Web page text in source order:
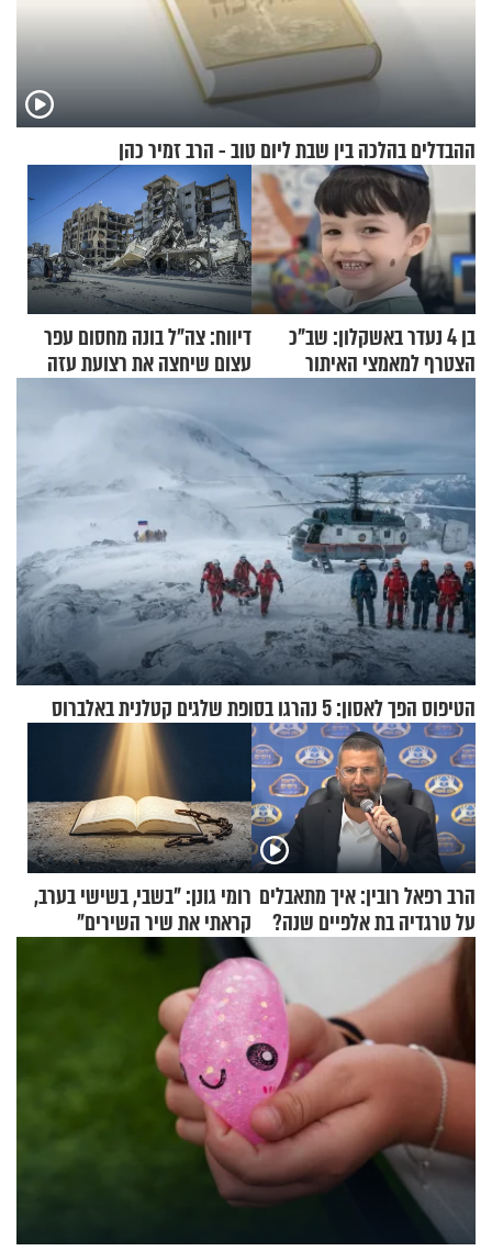
ההבדלים בהלכה בין שבת ליום טוב - הרב זמיר כהן
בן 4 נעדר באשקלון: שב"כ
הצטרף למאמצי האיתור
דיווח: צה"ל בונה מחסום עפר
עצום שיחצה את רצועת עזה
הטיפוס הפך לאסון: 5 נהרגו בסופת שלגים קטלנית באלברוס
הרב רפאל רובין: איך מתאבלים
על טרגדיה בת אלפיים שנה?
רומי גונן: "בשבי, בשישי בערב,
קראתי את שיר השירים"